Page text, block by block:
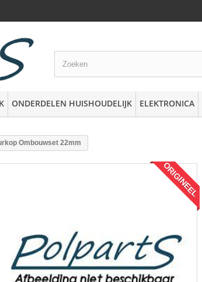
ONDERDELEN HUISHOUDELIJK ELEKTRONICA
Ombouwset 22mm
ORIGINEEL